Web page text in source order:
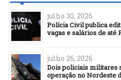
julho 30, 2026
Polícia Civil publica
vagas e salários de até
julho 26, 2026
Dois policiais militares
operação no Nordeste